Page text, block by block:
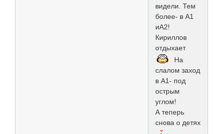
видели. Тем
более- в А1
иА2!
Кириллов
отдыхает
На
слалом заход
в А1- под
острым
углом!
А теперь
снова о детях